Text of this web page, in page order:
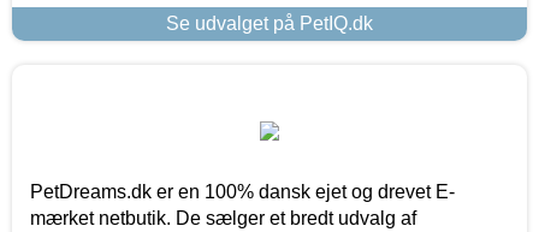
Se udvalget på PetIQ.dk
PetDreams.dk er en 100% dansk ejet og drevet E-
mærket netbutik. De sælger et bredt udvalg af